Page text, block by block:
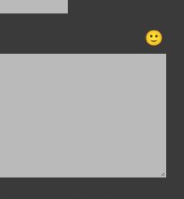
🙂